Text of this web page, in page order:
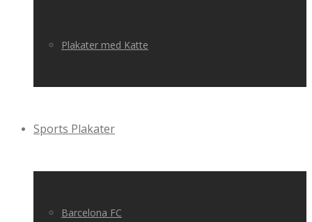
Plakater med Katte
Sports Plakater
Barcelona FC